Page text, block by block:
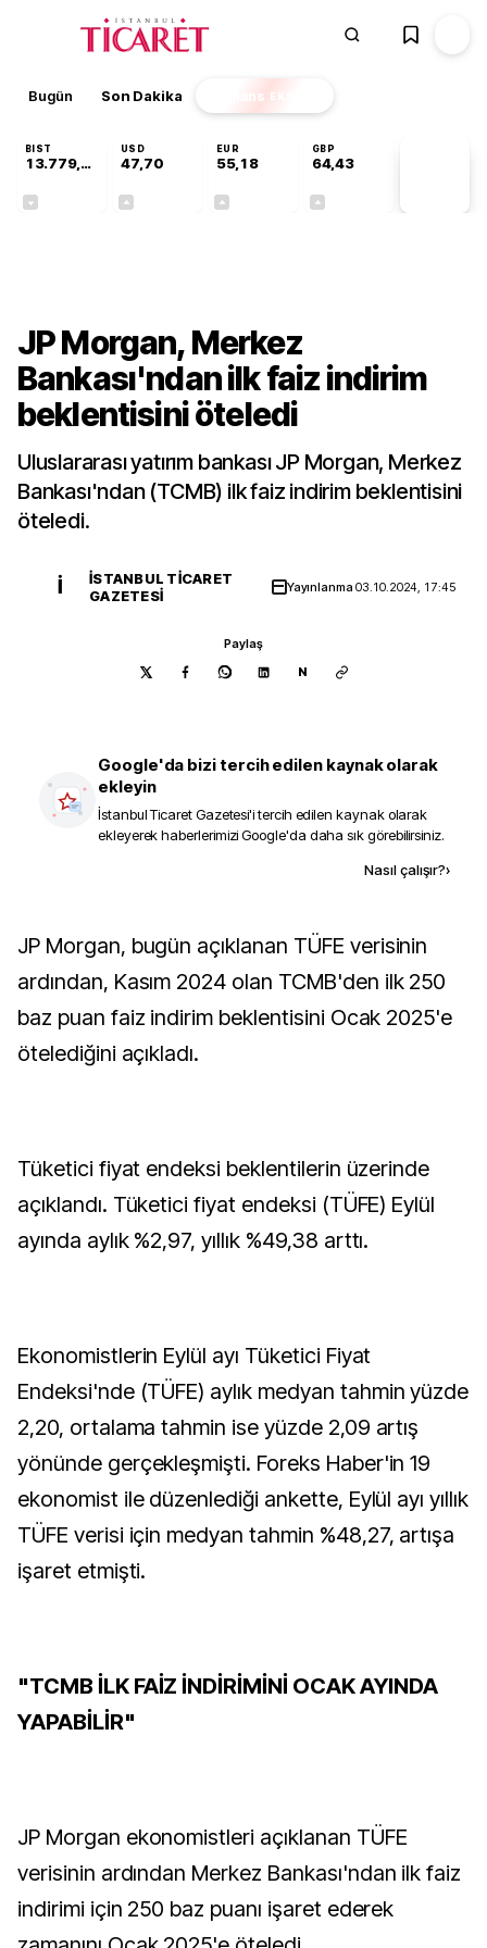
Bugün Son Dakika Finans EKSTRA
BIST
13.779,39
USD
47,70
EUR
55,18
GBP
64,43
JP Morgan, Merkez
Bankası'ndan ilk faiz indirim
beklentisini öteledi
Uluslararası yatırım bankası JP Morgan, Merkez
Bankası'ndan (TCMB) ilk faiz indirim beklentisini
öteledi.
İ
İSTANBUL TICARET
GAZETESI
Yayınlanma03.10.2024, 17:45
Paylaş
N
Google'da bizi tercih edilen kaynak olarak
ekleyin
İstanbul Ticaret Gazetesi'i tercih edilen kaynak olarak
ekleyerek haberlerimizi Google'da daha sık görebilirsiniz.
Nasıl çalışır?›
JP Morgan, bugün açıklanan TÜFE verisinin
ardından, Kasım 2024 olan TCMB'den ilk 250
baz puan faiz indirim beklentisini Ocak 2025'e
ötelediğini açıkladı.
Tüketici fiyat endeksi beklentilerin üzerinde
açıklandı. Tüketici fiyat endeksi (TÜFE) Eylül
ayında aylık %2,97, yıllık %49,38 arttı.
Ekonomistlerin Eylül ayı Tüketici Fiyat
Endeksi'nde (TÜFE) aylık medyan tahmin yüzde
2,20, ortalama tahmin ise yüzde 2,09 artış
yönünde gerçekleşmişti. Foreks Haber'in 19
ekonomist ile düzenlediği ankette, Eylül ayı yıllık
TÜFE verisi için medyan tahmin %48,27, artışa
işaret etmişti.
"TCMB İLK FAİZ İNDİRİMİNİ OCAK AYINDA
YAPABİLİR"
JP Morgan ekonomistleri açıklanan TÜFE
verisinin ardından Merkez Bankası'ndan ilk faiz
indirimi için 250 baz puanı işaret ederek